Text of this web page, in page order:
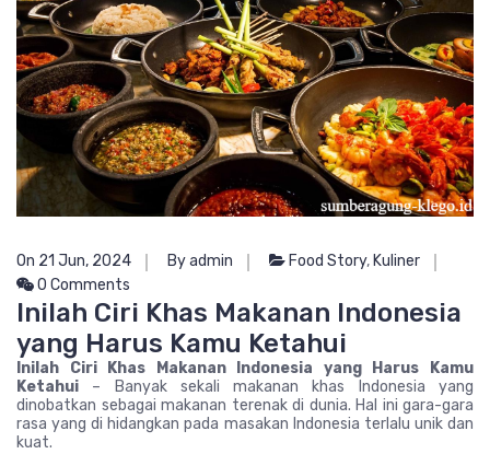
On 21 Jun, 2024 By admin Food Story, Kuliner
0 Comments
Inilah Ciri Khas Makanan Indonesia
yang Harus Kamu Ketahui
Inilah Ciri Khas Makanan Indonesia yang Harus Kamu
Ketahui – Banyak sekali makanan khas Indonesia yang
dinobatkan sebagai makanan terenak di dunia. Hal ini gara-gara
rasa yang di hidangkan pada masakan Indonesia terlalu unik dan
kuat.